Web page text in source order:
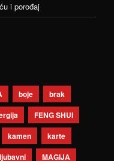
i porođaj
boje
brak
FENG SHUI
kamen
karte
ljubavni
MAGIJA